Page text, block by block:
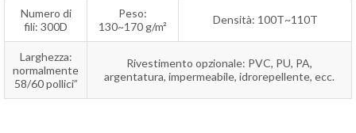
Numero di
fili: 300D
Peso:
130~170 g/m²
Densità: 100T~110T
Larghezza:
normalmente
58/60 pollici”
Rivestimento opzionale: PVC, PU, PA,
argentatura, impermeabile, idrorepellente, ecc.